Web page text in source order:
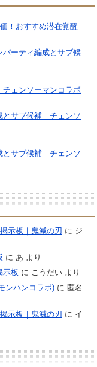
！おすすめ潜在覚醒
パーティ編成とサブ候
チェンソーマンコラボ
とサブ候補｜チェンソ
とサブ候補｜チェンソ
示板｜鬼滅の刃 に ジ
に あ より
示板 に こうだいより
ンハンコラボ)に 匿名
示板｜鬼滅の刃 に イ